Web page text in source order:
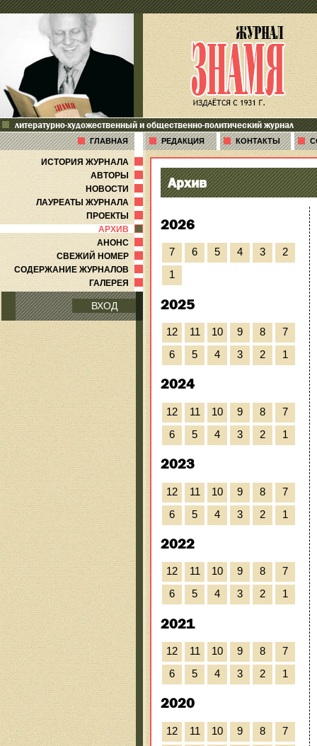
литературно-художественный и общественно-политический журнал
ГЛАВНАЯ РЕДАКЦИЯ КОНТАКТЫ
ИСТОРИЯ ЖУРНАЛА
АВТОРЫ
НОВОСТИ
ЛАУРЕАТЫ ЖУРНАЛА
ПРОЕКТЫ
АРХИВ
АНОНС
СВЕЖИЙ НОМЕР
СОДЕРЖАНИЕ ЖУРНАЛОВ
ГАЛЕРЕЯ
ВХОД
Архив
2026
7 6 5 4 3
2
1
2025
12 11 10 9 8
7
6
5 4 3 2 1
2024
12 11 10 9 8
7
6
5 4 3 2 1
2023
12 11 10 9 8
7
6
5 4 3 2 1
2022
12 11 10 9 8
7
6
5 4 3 2 1
2021
12 11 10 9 8
7
6
5 4 3 2 1
2020
12 11 10 9 8
7